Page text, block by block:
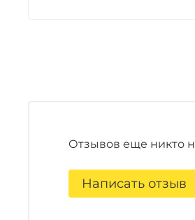
Отзывов еще никто
Написать отзыв